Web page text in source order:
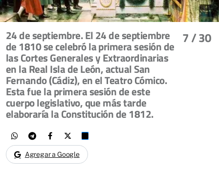
7/ 30
24 de septiembre. El 24 de septiembre
de 1810 se celebró la primera sesión de
las Cortes Generales y Extraordinarias
en la Real Isla de León, actual San
Fernando (Cádiz), en el Teatro Cómico.
Esta fue la primera sesión de este
cuerpo legislativo, que más tarde
elaboraría la Constitución de 1812.
Agregar a Google